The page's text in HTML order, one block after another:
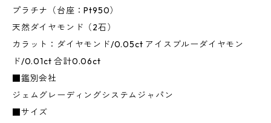
プラチナ（台座：Pt950）
天然ダイヤモンド（2石）
カラット：ダイヤモンド/0.05ct アイスブルーダイヤモン
ド/0.01ct 合計0.06ct
■鑑別会社
ジェムグレーディングシステムジャパン
■サイズ